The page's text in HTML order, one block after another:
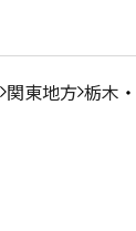
関東地方 栃木 ・